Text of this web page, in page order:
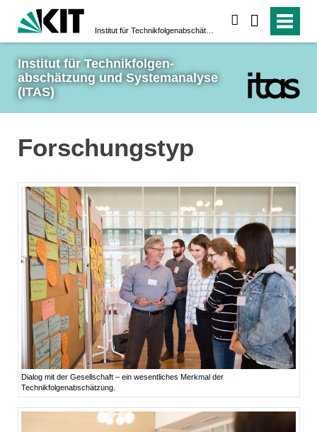
Institut für Technikfolgen­
abschätzung und System­analyse
(ITAS)
Forschungstyp
Dialog mit der Gesellschaft – ein wesentliches Merkmal der
Technikfolgenabschätzung.